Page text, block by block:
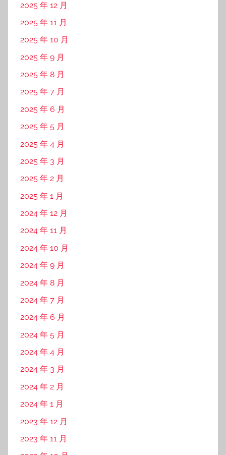
2024 年 10 月
2024 年 9 月
2024 年 8 月
2024 年 7 月
2024 年 6 月
2024 年 5 月
2024 年 4 月
2024 年 3 月
2024 年 2 月
2024 年 1 月
2023 年 12 月
2023 年 11 月
2023 年 10 月
2023 年 9 月
2023 年 8 月
2023 年 7 月
2023 年 6 月
2023 年 5 月
2023 年 4 月
2023 年 3 月
2023 年 2 月
2023 年 1 月
2022 年 12 月
2022 年 11 月
2022 年 10 月
2022 年 9 月